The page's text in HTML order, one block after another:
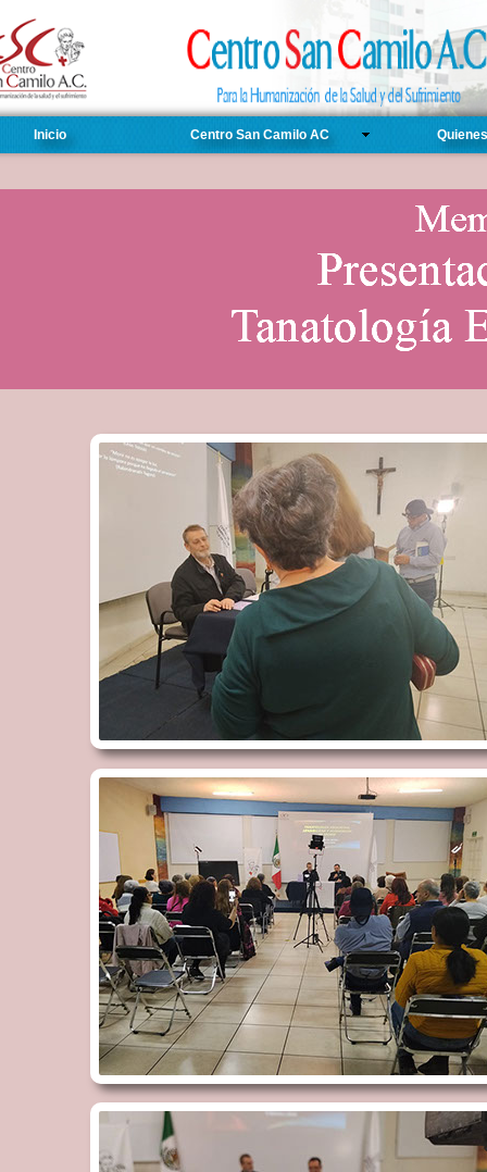
Inicio Centro San Camilo AC
Simposium